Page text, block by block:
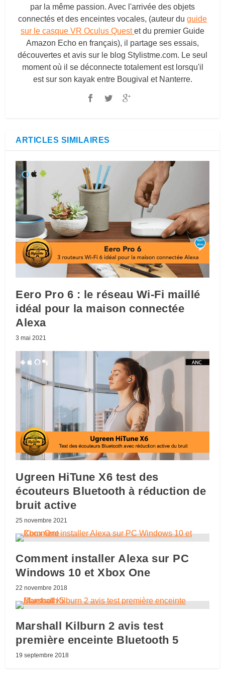
par la même passion. Avec l'arrivée des objets
connectés et des enceintes vocales, (auteur du guide
sur le casque VR Oculus Questet du premier Guide
Amazon Echo en français), il partage ses essais,
découvertes et avis sur le blog Stylistme.com. Le seul
moment où il se déconnecte totalement est lorsqu'il
est sur son kayak entre Bougival et Nanterre.
ARTICLES SIMILAIRES
Eero Pro 6 : le réseau Wi-Fi maillé
idéal pour la maison connectée
Alexa
3 mai 2021
Ugreen HiTune X6 test des
écouteurs Bluetooth à réduction de
bruit active
25 novembre 2021
Comment installer Alexa sur PC
Windows 10 et Xbox One
22 novembre 2018
Marshall Kilburn 2 avis test
première enceinte Bluetooth 5
19 septembre 2018